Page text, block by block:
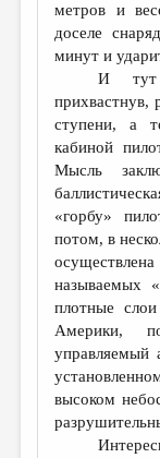
метров и
доселе
минут и
И тут
прихвастнув,
ступени, а
кабиной
Мысль
«горбу»
потом, в
называемых
плотные
Америки,
управляемый
высоком